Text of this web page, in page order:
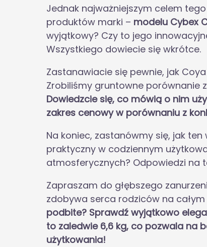
Jednak najważniejszym celem
produktów marki – modelu Cybex
wyjątkowy? Czy to jego
Wszystkiego dowiecie się wkrótce.
Zastanawiacie się pewnie, jak
Zrobiliśmy gruntowne porównanie
Dowiedzcie się, co mówią o nim
zakres cenowy w porównaniu z
Na koniec, zastanówmy się, jak
praktyczny w codziennym
atmosferycznych? Odpowiedzi na
Zapraszam do głębszego
zdobywa serca rodziców na całym
podbite? Sprawdź wyjątkowo
to zaledwie 6,6 kg, co pozwala na
użytkowania!